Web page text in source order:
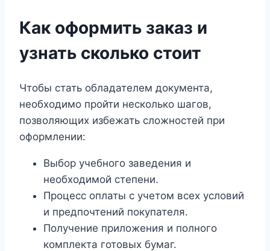
Как оформить заказ и
узнать сколько стоит
Чтобы стать обладателем документа,
необходимо пройти несколько шагов,
позволяющих избежать сложностей при
оформлении:
Выбор учебного заведения и
необходимой степени.
Процесс оплаты с учетом всех условий
и предпочтений покупателя.
Получение приложения и полного
комплекта готовых бумаг.